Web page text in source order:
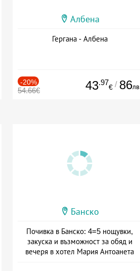
Албена
Гергана - Албена
-20%
54.66€ 43.97
€ / 86лв.
Банско
Почивка в Банско: 4=5 нощувки,
закуска и възможност за обяд и
вечеря в хотел Мария Антоанета